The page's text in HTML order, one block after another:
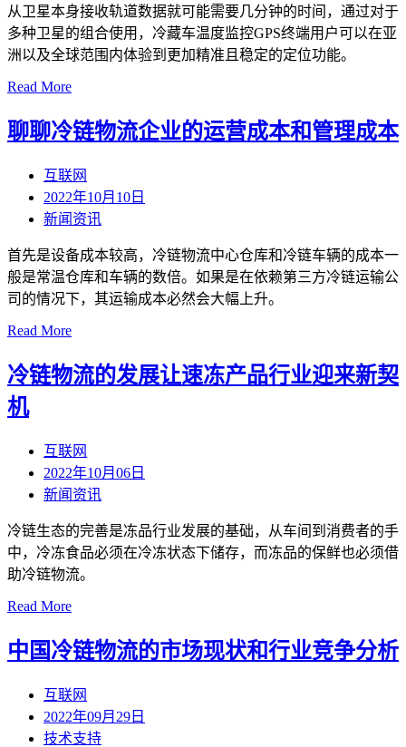
从卫星本身接收轨道数据就可能需要几分钟的时间，通过对于
多种卫星的组合使用，冷藏车温度监控GPS终端用户可以在亚
洲以及全球范围内体验到更加精准且稳定的定位功能。
Read More
聊聊冷链物流企业的运营成本和管理成本
互联网
2022年10月10日
新闻资讯
首先是设备成本较高，冷链物流中心仓库和冷链车辆的成本一
般是常温仓库和车辆的数倍。如果是在依赖第三方冷链运输公
司的情况下，其运输成本必然会大幅上升。
Read More
冷链物流的发展让速冻产品行业迎来新契
机
互联网
2022年10月06日
新闻资讯
冷链生态的完善是冻品行业发展的基础，从车间到消费者的手
中，冷冻食品必须在冷冻状态下储存，而冻品的保鲜也必须借
助冷链物流。
Read More
中国冷链物流的市场现状和行业竞争分析
互联网
2022年09月29日
技术支持